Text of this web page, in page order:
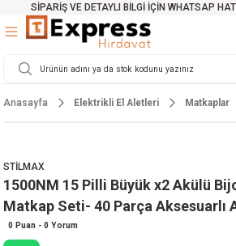
SİPARİŞ VE DETAYLI BİLGİ İÇİN WHATSAP
Geri Dön
Geri Dön
Testereler
Geri Dön
Cihazları
Geri Dön
Geri Dön
Geri Dön
Geri Dön
Mikser
Geri Dön
Geri Dön
Geri Dön
Geri Dön
ve Arabalar
Geri Dön
Malzemeleri
Anasayfa Elektrikli El Aletleri Matkaplar
STİLMAX
1500NM 15 Pilli Büyük x2 Akülü
Matkap Seti- 40 Parça Aksesuarlı
0 Puan - 0 Yorum